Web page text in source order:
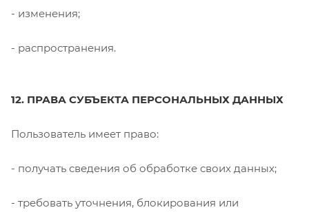
- изменения;
- распространения.
12. ПРАВА СУБЪЕКТА ПЕРСОНАЛЬНЫХ ДАННЫХ
Пользователь имеет право:
- получать сведения об обработке своих данных;
- требовать уточнения, блокирования или